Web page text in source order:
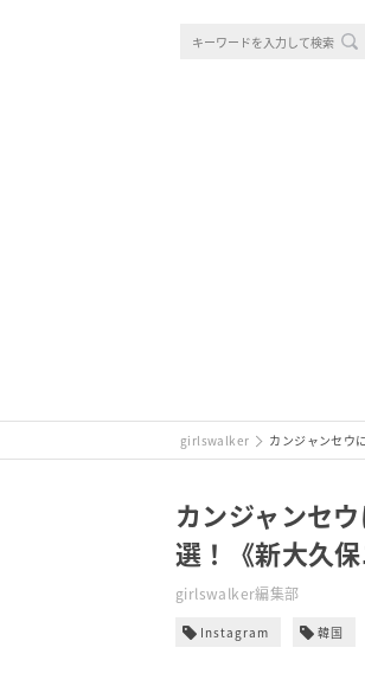
girlswalker カンジャンセウ
カンジャンセ
選！《新大久保
girlswalker編集部
Instagram 韓国